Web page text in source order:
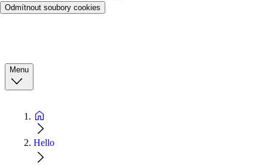
Odmítnout soubory cookies
Menu
Hello